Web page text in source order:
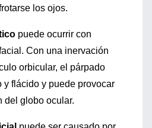
los ojos.
puede ocurrir con
Con una inervación
orbicular, el párpado
y flácido y puede provocar
del globo ocular.